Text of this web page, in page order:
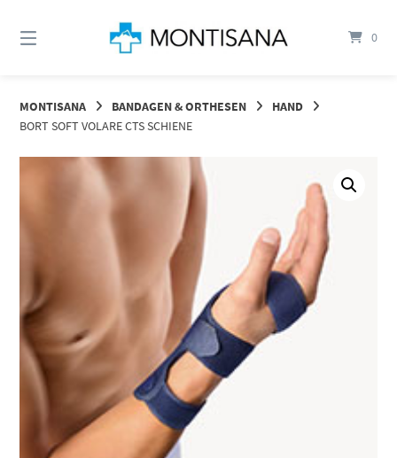
zum
0
MONTISANA BANDAGEN & ORTHESEN
HAND
BORT SOFT VOLARE CTS SCHIENE